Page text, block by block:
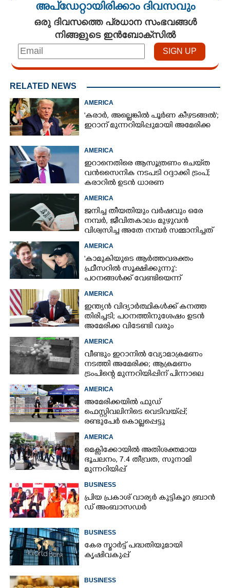
അപ്ഡേറ്റായിരിക്കാം ദിവസവും
ഒരു ദിവസത്തെ പ്രധാന സംഭവങ്ങൾ
നിങ്ങളുടെ ഇൻബോക്സിൽ
RELATED NEWS
AMERICA
'കരാർ, അല്ലെങ്കിൽ പൂർണ കീഴടങ്ങൽ';
ഇറാന് മുന്നറിയിപ്പുമായി അമേരിക്ക
AMERICA
ഇറാനെതിരെ ആസൂത്രണം ചെയ്‌ത
വൻസൈനിക നടപടി റദ്ദാക്കി ട്രംപ്;
കരാറിൽ ഉടൻ ധാരണ
AMERICA
ജനിച്ച തീയതിയും വർഷവും ഒരേ
നമ്പർ, ജീവിതകാലം മുഴുവൻ
വിശ്വസിച്ച അതേ നമ്പർ സമ്മാനിച്ചത്
AMERICA
'കാമുകിയുടെ ആർത്തവരക്തം
ഫ്രീസറിൽ സൂക്ഷിക്കുന്നു':
പഠനങ്ങൾക്ക് വേണ്ടിയെന്ന്
ജോൺസന്റെ പോസ്റ്റ്
AMERICA
ഇന്ത്യൻ വിദ്യാർത്ഥികൾക്ക് കനത്ത
തിരിച്ചടി; പഠനത്തിനുശേഷം ഉടൻ
അമേരിക്ക വിടേണ്ടി വരും
AMERICA
വീണ്ടും ഇറാനിൽ വ്യോമാക്രമണം
നടത്തി അമേരിക്ക; ആക്രമണം
ട്രംപിന്റെ മുന്നറിയിപ്പിന് പിന്നാലെ
AMERICA
അമേരിക്കയിൽ ഫുഡ്
ഫെസ്റ്റിവലിനിടെ വെടിവയ്‌പ്പ്;
രണ്ടുപേർ കൊല്ലപ്പെട്ടു
AMERICA
മെക്സിക്കോയിൽ അതിശക്തമായ
ഭൂചലനം,​ 7.4 തീവ്രത,​ സുനാമി
മുന്നറിയിപ്പ്
BUSINESS
പ്രി​യ​ ​പ്ര​കാ​ശ് ​വാ​ര്യർ കു​ട്ടി​കൂ​റ​ ​ ബ്രാ​ൻ​
ഡ് ​അം​ബാ​സ​ഡ​ർ
BUSINESS
കേര സ്മാർട്ട് പദ്ധതിയുമായി
കൃഷിവകുപ്പ്
BUSINESS